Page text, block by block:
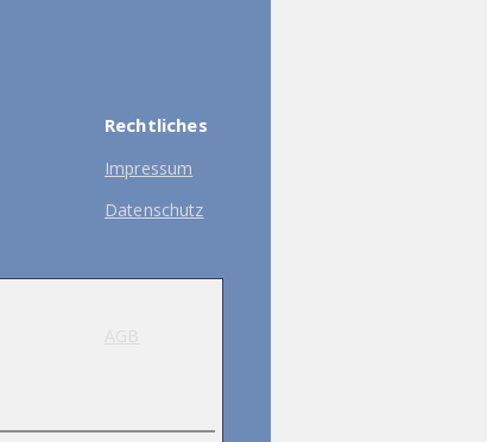
Rechtliches
Impressum
Datenschutz